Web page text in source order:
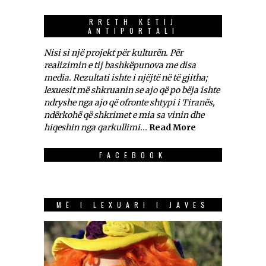
RRETH KËTIJ
ANTIPORTALI
Nisi si një projekt për kulturën. Për
realizimin e tij bashkëpunova me disa
media. Rezultati ishte i njëjtë në të gjitha;
lexuesit më shkruanin se ajo që po bëja ishte
ndryshe nga ajo që ofronte shtypi i Tiranës,
ndërkohë që shkrimet e mia sa vinin dhe
hiqeshin nga qarkullimi... Read More
FACEBOOK
MË I LEXUARI I JAVES